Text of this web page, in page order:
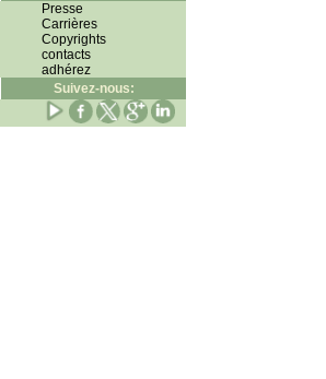
Presse
Carrières
Copyrights
contacts
adhérez
Suivez-nous: